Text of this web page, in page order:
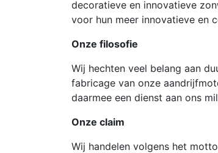
decoratieve en innovatieve
voor hun meer innovatieve en
Onze filosofie
Wij hechten veel belang aan
fabricage van onze
daarmee een dienst aan ons
Onze claim
Wij handelen volgens het